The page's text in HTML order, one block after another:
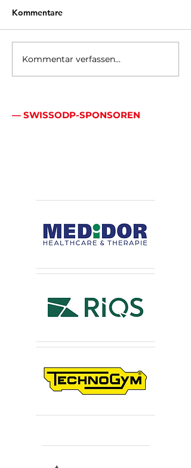
Kommentare
Kommentar verfassen...
— SWISSODP-SPONSOREN